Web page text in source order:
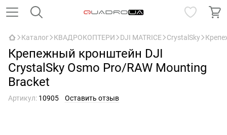
Каталог КВАДРОКОПТЕРИ DJI MATRICE CrystalSky
Крепежный кронштейн DJI
CrystalSky Osmo Pro/RAW Mounting
Bracket
Артикул: 10905 Оставить отзыв